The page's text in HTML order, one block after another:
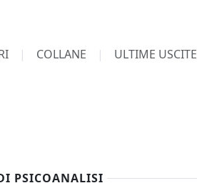
COLLANE ULTIME USCITE
PSICOANALISI